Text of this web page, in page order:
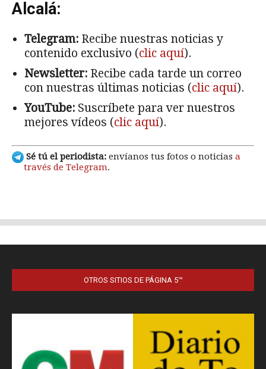
OTROS SITIOS DE PÁGINA 5™